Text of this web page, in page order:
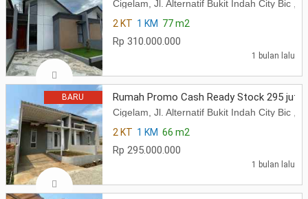
Cigelam, Jl. Alternatif Bukit Indah City Bic ,
2 KT 1 KM 77 m2
Rp 310.000.000
1 bulan lalu
BARU Rumah Promo Cash Ready Stock 295 juta
Cigelam, Jl. Alternatif Bukit Indah City Bic ,
2 KT 1 KM 66 m2
Rp 295.000.000
1 bulan lalu